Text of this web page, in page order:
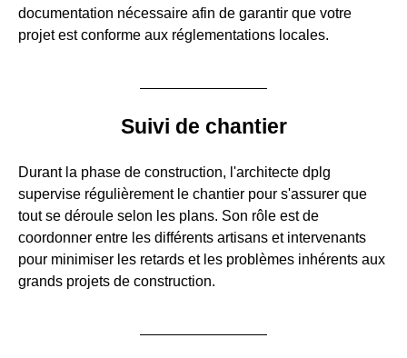
documentation nécessaire afin de garantir que votre
projet est conforme aux réglementations locales.
Suivi de chantier
Durant la phase de construction, l'architecte dplg
supervise régulièrement le chantier pour s'assurer que
tout se déroule selon les plans. Son rôle est de
coordonner entre les différents artisans et intervenants
pour minimiser les retards et les problèmes inhérents aux
grands projets de construction.